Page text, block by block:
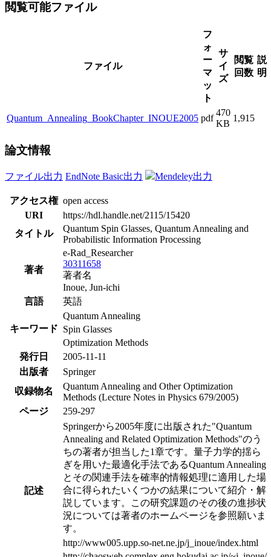
閲覧可能ファイル
ファイル
フ
ォ
ー
マ
ッ
ト
サ
イ
ズ
閲覧
回数
説
明
Quantum_Annealing_BookChapter_INOUE2005 pdf
470
KB
1,915
論文情報
ファイル出力 EndNote Basic出力 Mendeley出力
アクセス権 open access
URI
https://hdl.handle.net/2115/15420
タイトル
Quantum Spin Glasses, Quantum Annealing and
Probabilistic Information Processing
著者
e-Rad_Researcher
30311658
著者名
Inoue, Jun-ichi
言語
英語
キーワード
Quantum Annealing
Spin Glasses
Optimization Methods
発行日
2005-11-11
出版者
Springer
収録物名
Quantum Annealing and Other Optimization
Methods (Lecture Notes in Physics 679/2005)
ページ
259-297
記述
Springerから2005年度に出版された"Quantum
Annealing and Related Optimization Methods"のう
ちの著者が担当した1章です。量子力学的揺ら
ぎを用いた最適化手法であるQuantum Annealing
とその関連手法を確率的情報処理に適用した場
合に得られたいくつかの結果について紹介・解
説しています。この研究課題のその後の進捗状
況については著者のホームページを参照願いま
す。
http://www005.upp.so-net.ne.jp/j_inoue/index.html